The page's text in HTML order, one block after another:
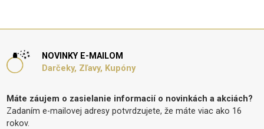
NOVINKY E-MAILOM
Darčeky, Zľavy, Kupóny
Máte záujem o zasielanie informacií o novinkách a akciách?
Zadaním e-mailovej adresy potvrdzujete, že máte viac ako 16
rokov.